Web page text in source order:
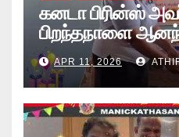
கனடா பிரின்ஸ்
பிறந்தநாளை
கொண்டாடினார்கள்
(வீடியோ)
APR 11, 2026